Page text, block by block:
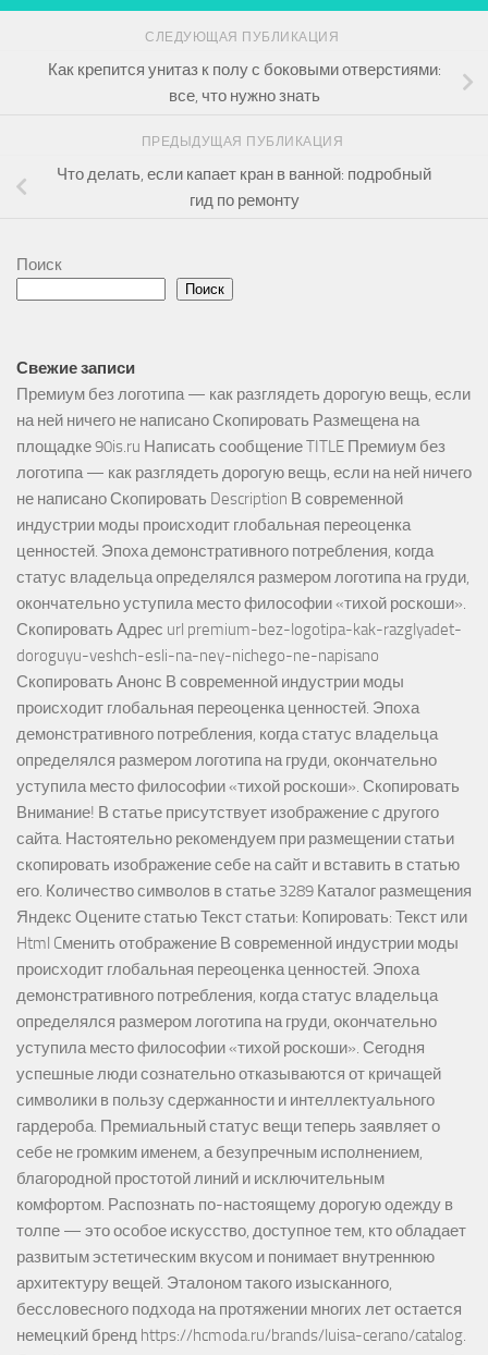
СЛЕДУЮЩАЯ ПУБЛИКАЦИЯ
Как крепится унитаз к полу с боковыми отверстиями:
все, что нужно знать
ПРЕДЫДУЩАЯ ПУБЛИКАЦИЯ
Что делать, если капает кран в ванной: подробный
гид по ремонту
Поиск
Поиск
Свежие записи
Премиум без логотипа — как разглядеть дорогую вещь, если
на ней ничего не написано Скопировать Размещена на
площадке 90is.ru Написать сообщение TITLE Премиум без
логотипа — как разглядеть дорогую вещь, если на ней ничего
не написано Скопировать Description В современной
индустрии моды происходит глобальная переоценка
ценностей. Эпоха демонстративного потребления, когда
статус владельца определялся размером логотипа на груди,
окончательно уступила место философии «тихой роскоши».
Скопировать Адрес url premium-bez-logotipa-kak-razglyadet-
doroguyu-veshch-esli-na-ney-nichego-ne-napisano
Скопировать Анонс В современной индустрии моды
происходит глобальная переоценка ценностей. Эпоха
демонстративного потребления, когда статус владельца
определялся размером логотипа на груди, окончательно
уступила место философии «тихой роскоши». Скопировать
Внимание! В статье присутствует изображение с другого
сайта. Настоятельно рекомендуем при размещении статьи
скопировать изображение себе на сайт и вставить в статью
его. Количество символов в статье 3289 Каталог размещения
Яндекс Оцените статью Текст статьи: Копировать: Текст или
Html Cменить отображение В современной индустрии моды
происходит глобальная переоценка ценностей. Эпоха
демонстративного потребления, когда статус владельца
определялся размером логотипа на груди, окончательно
уступила место философии «тихой роскоши». Сегодня
успешные люди сознательно отказываются от кричащей
символики в пользу сдержанности и интеллектуального
гардероба. Премиальный статус вещи теперь заявляет о
себе не громким именем, а безупречным исполнением,
благородной простотой линий и исключительным
комфортом. Распознать по-настоящему дорогую одежду в
толпе — это особое искусство, доступное тем, кто обладает
развитым эстетическим вкусом и понимает внутреннюю
архитектуру вещей. Эталоном такого изысканного,
бессловесного подхода на протяжении многих лет остается
немецкий бренд https://hcmoda.ru/brands/luisa-cerano/catalog.